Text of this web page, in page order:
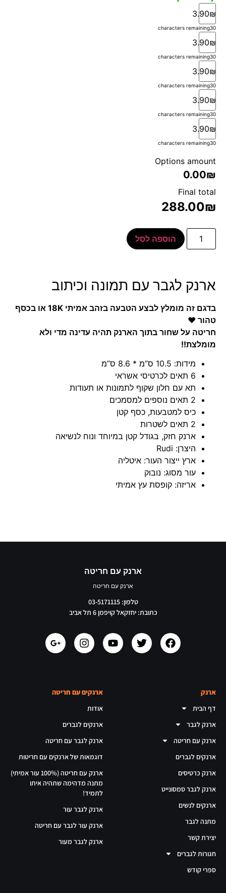
3.90₪
30
characters remaining
3.90₪
30
characters remaining
3.90₪
30
characters remaining
3.90₪
30
characters remaining
3.90₪
30
characters remaining
Options amount
0.00₪
Final total
288.00₪
הוספה לסל
ארנק לגבר עם תמונה וכיתוב
בדגם זה מומלץ לבצע הטבעה בזהב אמיתי 18K או בכסף
טהור ♥
חריטה על שחור בתוך הארנק תהיה עדינה מדי ולא
מומלצת!!
מידות: 10.5 ס”מ * 8.6 ס”מ
6 תאים לכרטיסי אשראי
תא עם חלון שקוף לתמונות או תעודות
2 תאים נוספים למסמכים
כיס למטבעות, כסף קטן
2 תאים לשטרות
ארנק חזק, בגודל קטן במיוחד ונוח לנשיאה
היצרן: Rudi
ארץ ייצור העור: איטליה
עור מסוג: נובוק
אריזה: קופסת עץ אמיתי
ארנק עם חריטה
ארנק עם חריטה
טלפון: 03-5171115
כתובת: יחזקאל קויפמן 6 תל אביב
ארנק
דף הבית
ארנק לגבר
ארנק עם חריטה
ארנקים לגברים
ארנק כרטיסים
ארנק לגבר סמסונייט
ארנקים לנשים
מתנה לגבר
יצירת קשר
חגורות לגברים
ספרי קודש
ארנקים עם חריטה
אודות
ארנקים לגברים
ארנק לגבר עם חריטה
דוגמאות של ארנקים עם חריטות
ארנק עם חריטה (100% עור אמיתי)
מתנה מדהימה שתהיה איתו
לתמיד!
ארנק לגבר עור
ארנק עור לגבר עם חריטה
ארנק לגבר מעור